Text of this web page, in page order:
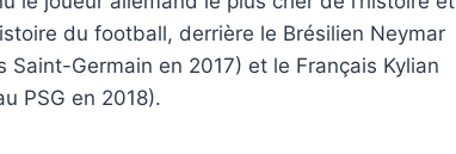
du football, derrière le Brésilien Neymar
Saint-Germain en 2017) et le Français Kylian
PSG en 2018).